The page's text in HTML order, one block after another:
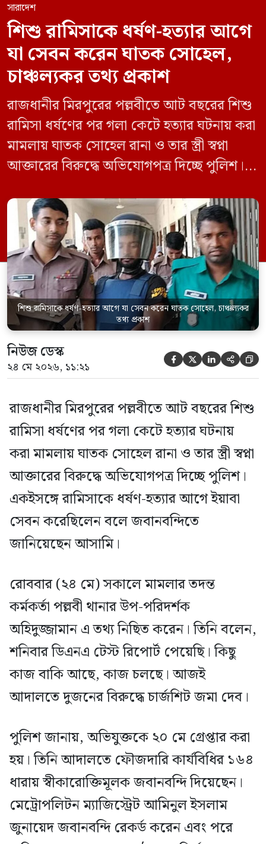
সারাদেশ
শিশু রামিসাকে ধর্ষণ-হত্যার আগে
যা সেবন করেন ঘাতক সোহেল,
চাঞ্চল্যকর তথ্য প্রকাশ
রাজধানীর মিরপুরের পল্লবীতে আট বছরের শিশু
রামিসা ধর্ষণের পর গলা কেটে হত্যার ঘটনায় করা
মামলায় ঘাতক সোহেল রানা ও তার স্ত্রী স্বপ্না
আক্তারের বিরুদ্ধে অভিযোগপত্র দিচ্ছে পুলিশ।
সেবন করেছিলেন বলে জবানবন্দিতে
জানিয়েছেন আসামি। রোববার (২৪ মে) সকালে
মামলার তদন্ত কর্মকর্তা পল্লবী থানার উপ-
পরিদর্শক অহিদুজ্জামান এ তথ্য নিছিত করেন।
তিনি বলেন, […]
শিশু রামিসাকে ধর্ষণ-হত্যার আগে যা সেবন করেন ঘাতক সোহেল, চাঞ্চল্যকর
তথ্য প্রকাশ
নিউজ ডেস্ক
২৪ মে ২০২৬, ১১:২১     
রাজধানীর মিরপুরের পল্লবীতে আট বছরের শিশু
রামিসা ধর্ষণের পর গলা কেটে হত্যার ঘটনায়
করা মামলায় ঘাতক সোহেল রানা ও তার স্ত্রী স্বপ্না
আক্তারের বিরুদ্ধে অভিযোগপত্র দিচ্ছে পুলিশ।
একইসঙ্গে রামিসাকে ধর্ষণ-হত্যার আগে ইয়াবা
সেবন করেছিলেন বলে জবানবন্দিতে
জানিয়েছেন আসামি।
রোববার (২৪ মে) সকালে মামলার তদন্ত
কর্মকর্তা পল্লবী থানার উপ-পরিদর্শক
অহিদুজ্জামান এ তথ্য নিছিত করেন। তিনি বলেন,
শনিবার ডিএনএ টেস্ট রিপোর্ট পেয়েছি। কিছু
কাজ বাকি আছে, কাজ চলছে। আজই
আদালতে দুজনের বিরুদ্ধে চার্জশিট জমা দেব।
পুলিশ জানায়, অভিযুক্তকে ২০ মে গ্রেপ্তার করা
হয়। তিনি আদালতে ফৌজদারি কার্যবিধির ১৬৪
ধারায় স্বীকারোক্তিমূলক জবানবন্দি দিয়েছেন।
মেট্রোপলিটন ম্যাজিস্ট্রেট আমিনুল ইসলাম
জুনায়েদ জবানবন্দি রেকর্ড করেন এবং পরে